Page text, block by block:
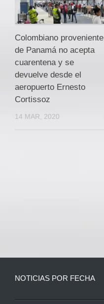
Colombiano proveniente
de Panamá no acepta
cuarentena y se
devuelve desde el
aeropuerto Ernesto
Cortissoz
14 MAR, 2020
NOTICIAS POR FECHA